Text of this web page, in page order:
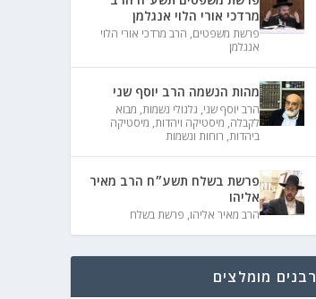
מרדכי אורי הלוי אנגלמן
פרשת משפטים, הרב מרדכי אורי הלוי
אנגלמן
מהות הנשמה הרב יוסף שני
הרב יוסף שני, גלגולי נשמות, מבוא
לקבלה, מיסטיקה ויהדות, מיסטיקה
ביהדות, רוחות ונשמות
פרשת בשלח תשע״ח הרב מאיר
אליהו
הרב מאיר אליהו, פרשת בשלח
רבנים מומלצים